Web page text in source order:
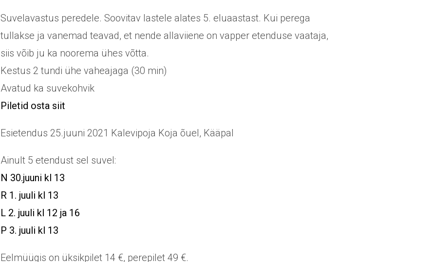
Suvelavastus peredele. Soovitav lastele alates 5. eluaastast. Kui perega
tullakse ja vanemad teavad, et nende allaviiene on vapper etenduse vaataja,
siis võib ju ka noorema ühes võtta.
Kestus 2 tundi ühe vaheajaga (30 min)
Avatud ka suvekohvik
Piletid osta siit
Esietendus 25.juuni 2021 Kalevipoja Koja õuel, Kääpal
Ainult 5 etendust sel suvel:
N 30.juuni kl 13
R 1. juuli kl 13
L 2. juuli kl 12 ja 16
P 3. juuli kl 13
Eelmüügis on üksikpilet 14 €, perepilet 49 €.